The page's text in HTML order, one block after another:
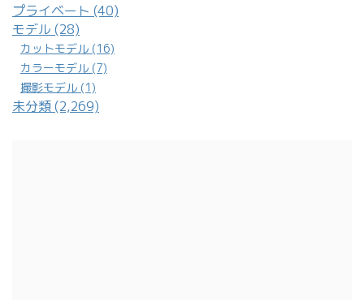
プライベート (40)
モデル (28)
カットモデル (16)
カラーモデル (7)
撮影モデル (1)
未分類 (2,269)